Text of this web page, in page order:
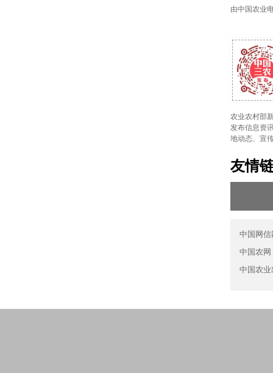
由中国农业
农业农村部
发布信息资
地动态、宣
友情
中国网信
中国农网
中国农业